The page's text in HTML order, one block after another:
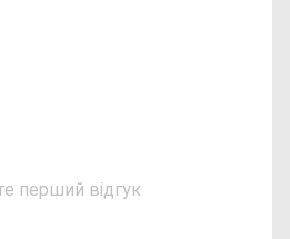
перший відгук